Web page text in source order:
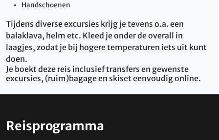
Handschoenen
Tijdens diverse excursies krijg je tevens o.a. een
balaklava, helm etc. Kleed je onder de overall in
laagjes, zodat je bij hogere temperaturen iets uit kunt
doen.
Je boekt deze reis inclusief transfers en gewenste
excursies, (ruim)bagage en skiset eenvoudig online.
Reisprogramma